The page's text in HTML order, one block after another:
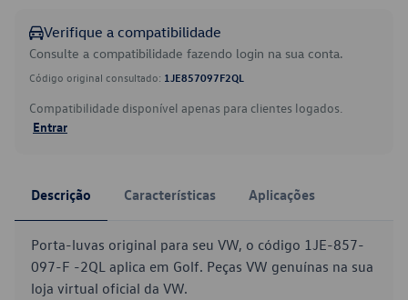
Verifique a compatibilidade
Consulte a compatibilidade fazendo login na sua conta.
Código original consultado: 1JE857097F2QL
Compatibilidade disponível apenas para clientes logados.
Entrar
Descrição Características Aplicações
Porta-luvas original para seu VW, o código 1JE-857-
097-F -2QL aplica em Golf. Peças VW genuínas na sua
loja virtual oficial da VW.